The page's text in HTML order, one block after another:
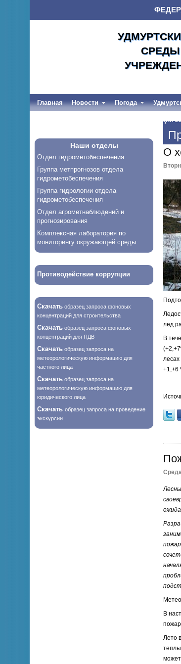
СРЕДЫ
Главная Новости Погода
Весеннее половодье и дождевые паводки-
Наши отделы
Отдел гидрометобеспечения
Группа метпрогнозов отдела
гидрометобеспечения
Группа гидрологии отдела
гидрометобеспечения
Отдел агрометнаблюдений и
прогнозирования
Комплексная лаборатория по
мониторингу окружающей среды
Противодействие коррупции
Скачать образец запроса фоновых
концентраций для строительства
Скачать образец запроса фоновых
концентраций для ПДВ
Скачать образец запроса на
метеорологическую информацию для
частного лица
Скачать образец запроса на
метеорологическую информацию для
юридического лица
Скачать образец запроса на проведение
экскурсии
О
лед
В
+1,+6
В
Лето
может